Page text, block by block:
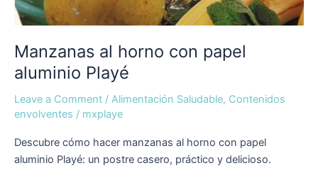
Manzanas al horno con papel
aluminio Playé
Leave a Comment / Alimentación Saludable, Contenidos
envolventes / mxplaye
Descubre cómo hacer manzanas al horno con papel
aluminio Playé: un postre casero, práctico y delicioso.